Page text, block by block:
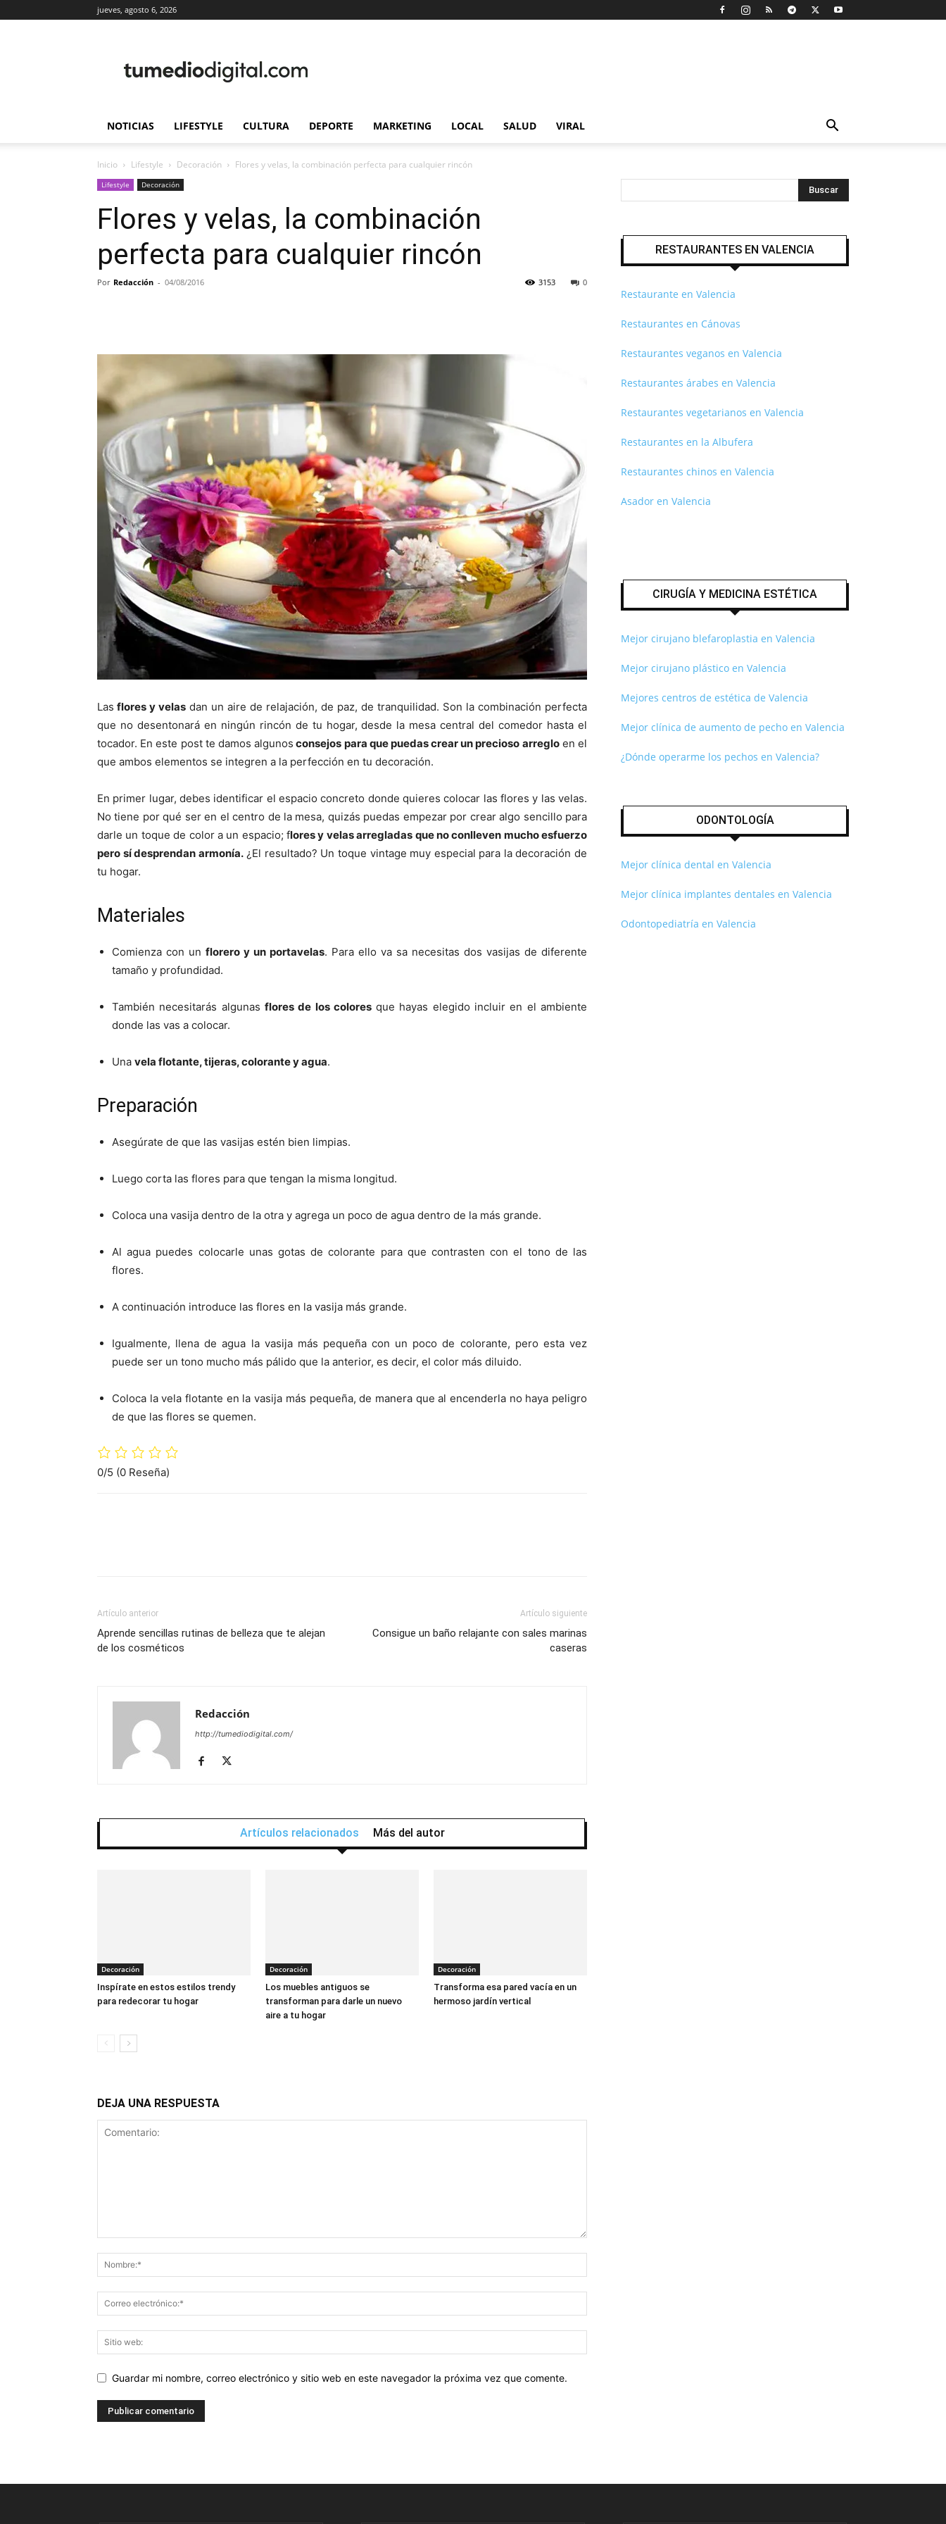
jueves, agosto 6, 2026
NOTICIAS LIFESTYLE CULTURA DEPORTE MARKETING LOCAL SALUD VIRAL
Inicio Lifestyle Decoración Flores y velas, la combinación perfecta para cualquier rincón
Lifestyle Decoración
Flores y velas, la combinación
perfecta para cualquier rincón
Por Redacción - 04/08/2016 0
3153
Las flores y velas dan un aire de relajación, de paz, de tranquilidad. Son la combinación perfecta
que no desentonará en ningún rincón de tu hogar, desde la mesa central del comedor hasta el
tocador. En este post te damos algunos consejos para que puedas crear un precioso arregloen el
que ambos elementos se integren a la perfección en tu decoración.
En primer lugar, debes identificar el espacio concreto donde quieres colocar las flores y las velas.
No tiene por qué ser en el centro de la mesa, quizás puedas empezar por crear algo sencillo para
darle un toque de color a un espacio; flores y velas arregladas que no conlleven mucho esfuerzo
pero sí desprendan armonía.¿El resultado? Un toque vintage muy especial para la decoración de
tu hogar.
Materiales
Comienza con un florero y un portavelas. Para ello va sa necesitas dos vasijas de diferente
tamaño y profundidad.
También necesitarás algunas flores de los coloresque hayas elegido incluir en el ambiente
donde las vas a colocar.
Una vela flotante, tijeras, colorante y agua.
Preparación
Asegúrate de que las vasijas estén bien limpias.
Luego corta las flores para que tengan la misma longitud.
Coloca una vasija dentro de la otra y agrega un poco de agua dentro de la más grande.
Al agua puedes colocarle unas gotas de colorante para que contrasten con el tono de las
flores.
A continuación introduce las flores en la vasija más grande.
Igualmente, llena de agua la vasija más pequeña con un poco de colorante, pero esta vez
puede ser un tono mucho más pálido que la anterior, es decir, el color más diluido.
Coloca la vela flotante en la vasija más pequeña, de manera que al encenderla no haya peligro
de que las flores se quemen.
0/5 (0 Reseña)
Artículo anterior
Aprende sencillas rutinas de belleza que te alejan
de los cosméticos
Artículo siguiente
Consigue un baño relajante con sales marinas
caseras
Redacción
http://tumediodigital.com/
Artículos relacionados Más del autor
Decoración
Inspírate en estos estilos trendy
para redecorar tu hogar
Decoración
Los muebles antiguos se
transforman para darle un nuevo
aire a tu hogar
Decoración
Transforma esa pared vacía en un
hermoso jardín vertical
DEJA UNA RESPUESTA
Guardar mi nombre, correo electrónico y sitio web en este navegador la próxima vez que comente.
RESTAURANTES EN VALENCIA
Restaurante en Valencia
Restaurantes en Cánovas
Restaurantes veganos en Valencia
Restaurantes árabes en Valencia
Restaurantes vegetarianos en Valencia
Restaurantes en la Albufera
Restaurantes chinos en Valencia
Asador en Valencia
CIRUGÍA Y MEDICINA ESTÉTICA
Mejor cirujano blefaroplastia en Valencia
Mejor cirujano plástico en Valencia
Mejores centros de estética de Valencia
Mejor clínica de aumento de pecho en Valencia
¿Dónde operarme los pechos en Valencia?
ODONTOLOGÍA
Mejor clínica dental en Valencia
Mejor clínica implantes dentales en Valencia
Odontopediatría en Valencia